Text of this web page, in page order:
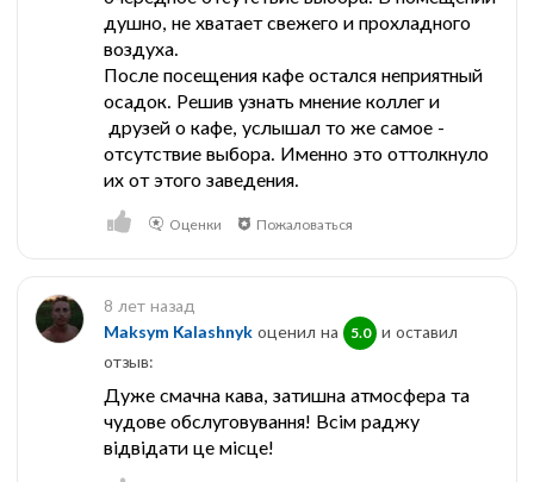
душно, не хватает свежего и прохладного
воздуха.
После посещения кафе остался неприятный
осадок. Решив узнать мнение коллег и
друзей о кафе, услышал то же самое -
отсутствие выбора. Именно это оттолкнуло
их от этого заведения.
Оценки Пожаловаться
8 лет назад
Maksym Kalashnyk оценил на 5.0
и оставил
отзыв:
Дуже смачна кава, затишна атмосфера та
чудове обслуговування! Всім раджу
відвідати це місце!